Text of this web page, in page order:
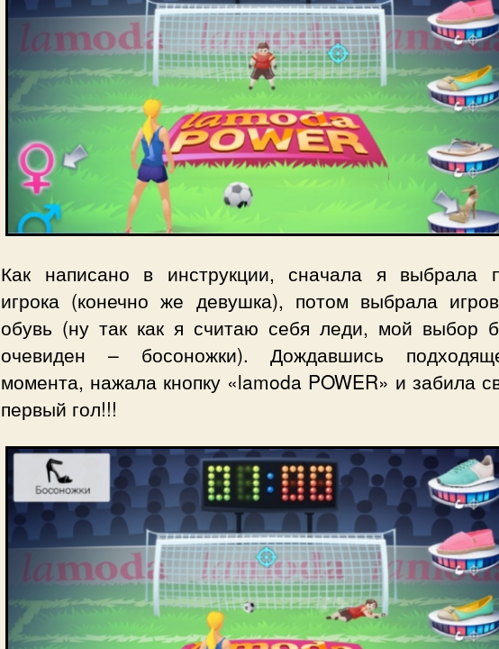
Как написано в инструкции, сначала я выбрала
игрока (конечно же девушка), потом выбрала
обувь (ну так как я считаю себя леди, мой выбор
очевиден – босоножки). Дождавшись
момента, нажала кнопку «lamoda POWER» и забила
первый гол!!!